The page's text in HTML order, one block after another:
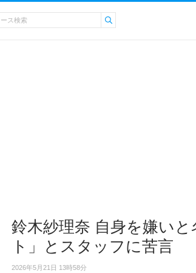
鈴木紗理奈 自身を嫌い
ト」とスタッフに苦言
2026年5月21日 13時58分